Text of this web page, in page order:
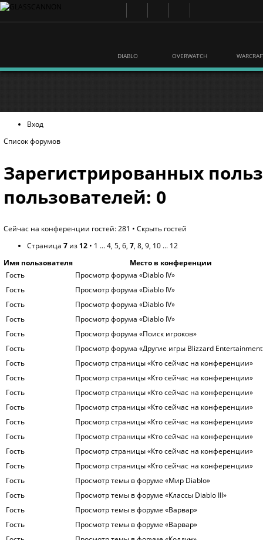
DIABLO OVERWATCH
Вход
Список форумов
Зарегистрированных
пользователей: 0
Сейчас на конференции гостей: 281 • Скрыть гостей
Страница 7 из 12 • 1 ...4, 5, 6, 7, 8, 9, 10 ... 12
Имя пользователя
Место в конференции
Гость
Просмотр форума «Diablo IV»
Гость
Просмотр форума «Diablo IV»
Гость
Просмотр форума «Diablo IV»
Гость
Просмотр форума «Diablo IV»
Гость
Просмотр форума «Поиск игроков»
Гость
Просмотр форума «Другие игры Blizzard
Гость
Просмотр страницы «Кто сейчас на конференции»
Гость
Просмотр страницы «Кто сейчас на конференции»
Гость
Просмотр страницы «Кто сейчас на конференции»
Гость
Просмотр страницы «Кто сейчас на конференции»
Гость
Просмотр страницы «Кто сейчас на конференции»
Гость
Просмотр страницы «Кто сейчас на конференции»
Гость
Просмотр страницы «Кто сейчас на конференции»
Гость
Просмотр страницы «Кто сейчас на конференции»
Гость
Просмотр темы в форуме «Мир Diablo»
Гость
Просмотр темы в форуме «Классы Diablo III»
Гость
Просмотр темы в форуме «Варвар»
Гость
Просмотр темы в форуме «Варвар»